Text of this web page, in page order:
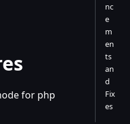
for php
nc
e
m
en
ts
an
d
Fix
es